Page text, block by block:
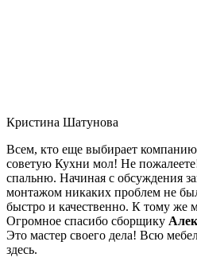
Кристина Шатунова
Всем, кто еще выбирает компанию
советую Кухни мол! Не
спальню. Начиная с обсуждения
монтажом никаких проблем не
быстро и качественно. К тому же
Огромное спасибо сборщику
Это мастер своего дела! Всю
здесь.